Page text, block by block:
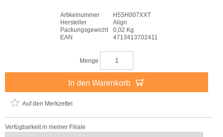
Artikelnummer
H55H007XXT
Hersteller
Align
Packungsgewicht
0,02 Kg
EAN
4713413702411
Menge
In den Warenkorb
Auf den Merkzettel
Verfügbarkeit in meiner Filiale